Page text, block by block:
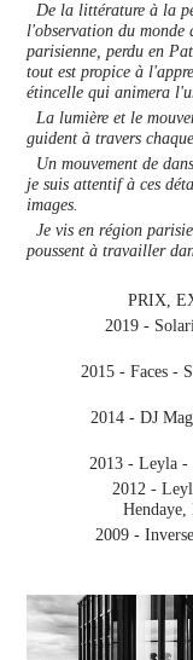
De la littérature à la
l'observation du monde
parisienne, perdu en
tout est propice à
étincelle qui animera
La lumière et le
guident à travers
Un mouvement de
je suis attentif à ces
images.
Je vis en région
poussent à travailler
PRIX,
2019 -
2015 - Faces -
2014 - DJ
2013 - Leyla -
2012 -
Hendaye,
2009 -